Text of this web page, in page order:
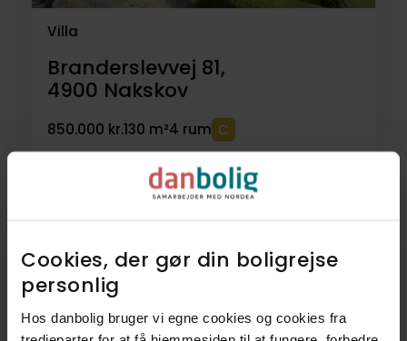
Cookies, der gør din boligrejse
personlig​
Hos danbolig bruger vi egne cookies og cookies fra
Villa
Branderslevvej 81,
4900 Nakskov
850.000 kr.130 m²4 rum